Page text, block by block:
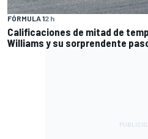
FÓRMULA 12 h
Calificaciones de mitad de
Williams y su sorprendente